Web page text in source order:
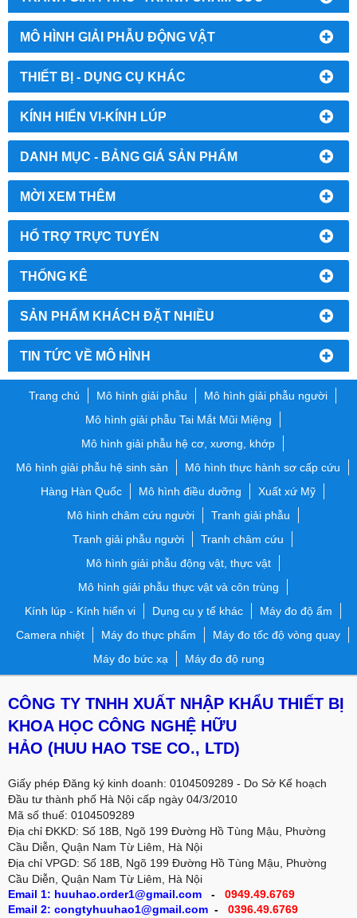
MÔ HÌNH GIẢI PHẪU ĐỘNG VẬT
THIẾT BỊ - DỤNG CỤ KHÁC
KÍNH HIỂN VI-KÍNH LÚP
DANH MỤC - BẢNG GIÁ SẢN PHẨM
MỜI XEM THÊM
HỔ TRỢ TRỰC TUYẾN
THỐNG KÊ
SẢN PHẨM KHÁCH ĐẶT NHIỀU
TIN TỨC VỀ MÔ HÌNH
Trang chủ Mô hình giải phẫu
Mô hình giải phẫu người
Mô hình giải phẫu Tai Mắt Mũi Miệng
Mô hình giải phẫu hệ cơ, xương, khớp
Mô hình giải phẫu hệ sinh sản
Mô hình thực hành sơ cấp cứu
Hàng Hàn Quốc
Mô hình điều dưỡng
Xuất xứ Mỹ
Mô hình châm cứu người
Tranh giải phẫu
Tranh giải phẫu người
Tranh châm cứu
Mô hình giải phẫu động vật, thực vật
Mô hình giải phẫu thực vật và côn trùng
Kính lúp - Kính hiển vi
Dụng cụ y tế khác
Máy đo độ ẩm
Camera nhiệt
Máy đo thực phẩm
Máy đo tốc độ vòng quay
Máy đo bức xạ
Máy đo độ rung
CÔNG TY TNHH XUẤT NHẬP KHẨU THIẾT BỊ
KHOA HỌC CÔNG NGHỆ HỮU
HẢO (HUU HAO TSE CO., LTD)
Giấy phép Đăng ký kinh doanh: 0104509289 - Do Sở Kế hoạch
Đầu tư thành phố Hà Nội cấp ngày 04/3/2010
Mã số thuế: 0104509289
Địa chỉ ĐKKD: Số 18B, Ngõ 199 Đường Hồ Tùng Mậu, Phường
Cầu Diễn, Quận Nam Từ Liêm, Hà Nội
Địa chỉ VPGD: Số 18B, Ngõ 199 Đường Hồ Tùng Mậu, Phường
Cầu Diễn, Quận Nam Từ Liêm, Hà Nội
Email 1: huuhao.order1@gmail.com
-
0949.49.6769
Email 2: congtyhuuhao1@gmail.com - 0396.49.6769